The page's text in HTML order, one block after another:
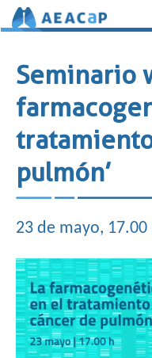
al
contenido
Seminario
pulmón’
23 de mayo, 17.00